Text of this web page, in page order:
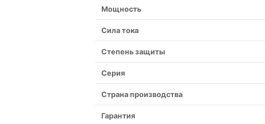
Мощность
Сила тока
Степень защиты
Серия
Страна производства
Гарантия